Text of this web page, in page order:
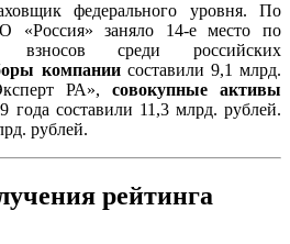
федерального уровня. По
«Россия» заняло 14-е место по
взносов среди российских
компаниисоставили 9,1 млрд.
РА», совокупные активы
составили 11,3 млрд. рублей.
рублей.
рейтинга